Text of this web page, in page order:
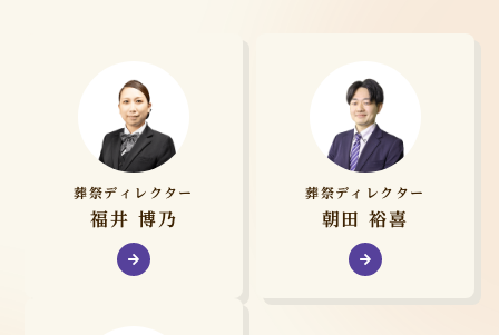
葬祭ディレクター
福井 博乃
葬祭ディレクター
朝田 裕喜